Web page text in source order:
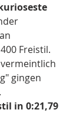
Freistil.
gingen
in 0:21,79